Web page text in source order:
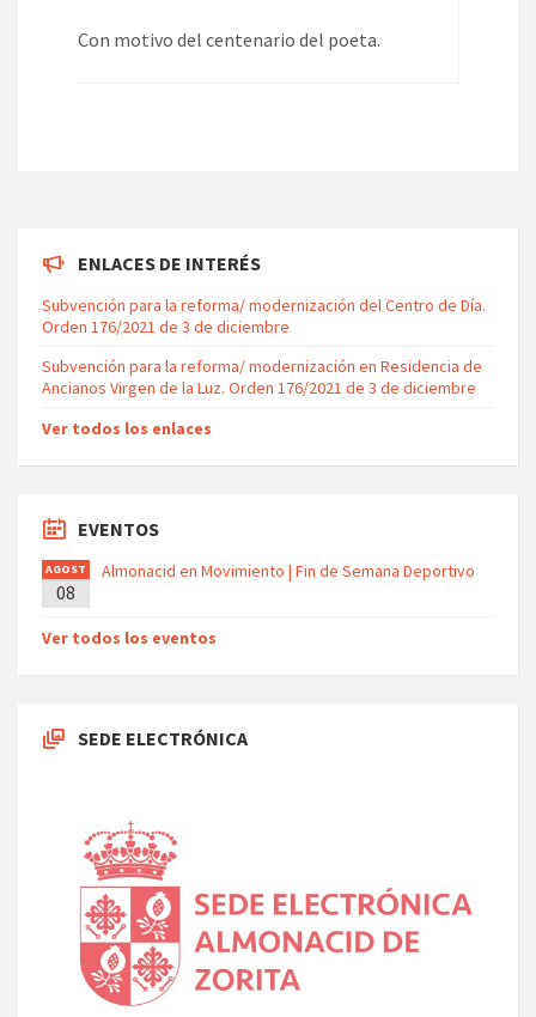
Con motivo del centenario del poeta.
ENLACES DE INTERÉS
Subvención para la reforma/ modernización del Centro de Día.
Orden 176/2021 de 3 de diciembre
Subvención para la reforma/ modernización en Residencia de
Ancianos Virgen de la Luz. Orden 176/2021 de 3 de diciembre
Ver todos los enlaces
EVENTOS
AGOST
O
08
Almonacid en Movimiento | Fin de Semana Deportivo
Ver todos los eventos
SEDE ELECTRÓNICA